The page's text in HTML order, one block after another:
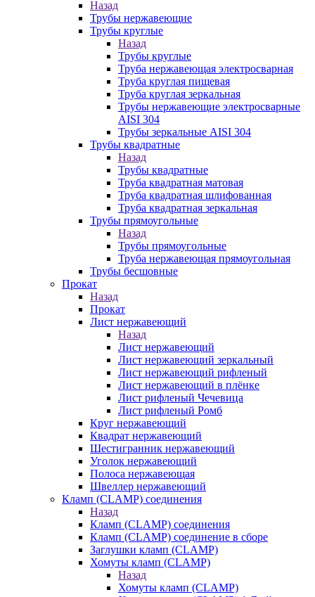
Назад
Трубы нержавеющие
Трубы круглые
Назад
Трубы круглые
Труба нержавеющая электросварная
Труба круглая пищевая
Труба круглая зеркальная
Трубы нержавеющие электросварные
AISI 304
Трубы зеркальные AISI 304
Трубы квадратные
Назад
Трубы квадратные
Труба квадратная матовая
Труба квадратная шлифованная
Труба квадратная зеркальная
Трубы прямоугольные
Назад
Трубы прямоугольные
Труба нержавеющая прямоугольная
Трубы бесшовные
Прокат
Назад
Прокат
Лист нержавеющий
Назад
Лист нержавеющий
Лист нержавеющий зеркальный
Лист нержавеющий рифленый
Лист нержавеющий в плёнке
Лист рифленый Чечевица
Лист рифленый Ромб
Круг нержавеющий
Квадрат нержавеющий
Шестигранник нержавеющий
Уголок нержавеющий
Полоса нержавеющая
Швеллер нержавеющий
Кламп (CLAMP) соединения
Назад
Кламп (CLAMP) соединения
Кламп (CLAMP) соединение в сборе
Заглушки кламп (CLAMP)
Хомуты кламп (CLAMP)
Назад
Хомуты кламп (CLAMP)